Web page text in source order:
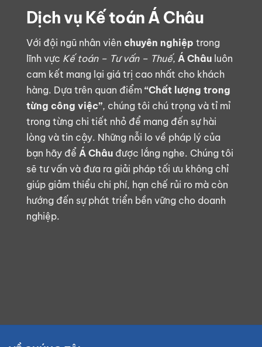
Dịch vụ Kế toán Á Châu
Với đội ngũ nhân viên chuyên nghiệp trong
lĩnh vực Kế toán – Tư vấn – Thuế, Á Châu luôn
cam kết mang lại giá trị cao nhất cho khách
hàng. Dựa trên quan điểm “Chất lượng trong
từng công việc”, chúng tôi chú trọng và tỉ mỉ
trong từng chi tiết nhỏ để mang đến sự hài
lòng và tin cậy. Những nỗi lo về pháp lý của
bạn hãy để Á Châu được lắng nghe. Chúng tôi
sẽ tư vấn và đưa ra giải pháp tối ưu không chỉ
giúp giảm thiểu chi phí, hạn chế rủi ro mà còn
hướng đến sự phát triển bền vững cho doanh
nghiệp.